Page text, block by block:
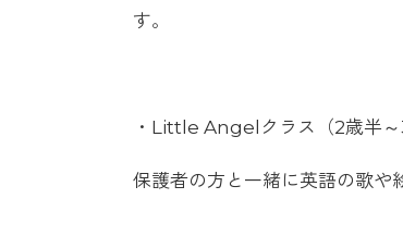
す。
・Little Angelクラス（2歳半～
保護者の方と一緒に英語の歌や